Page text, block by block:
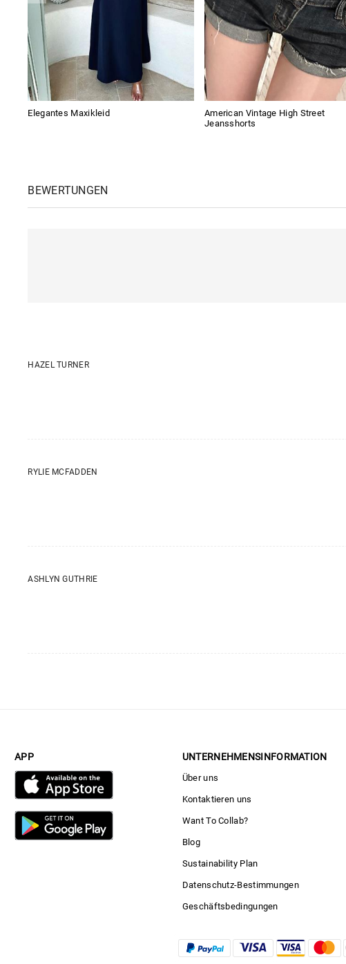
Elegantes Maxikleid
American Vintage High Street
Jeansshorts
BEWERTUNGEN
HAZEL TURNER
RYLIE MCFADDEN
ASHLYN GUTHRIE
APP UNTERNEHMENSINFORMATION
Über uns
Kontaktieren uns
Want To Collab?
Blog
Sustainability Plan
Datenschutz-Bestimmungen
Geschäftsbedingungen